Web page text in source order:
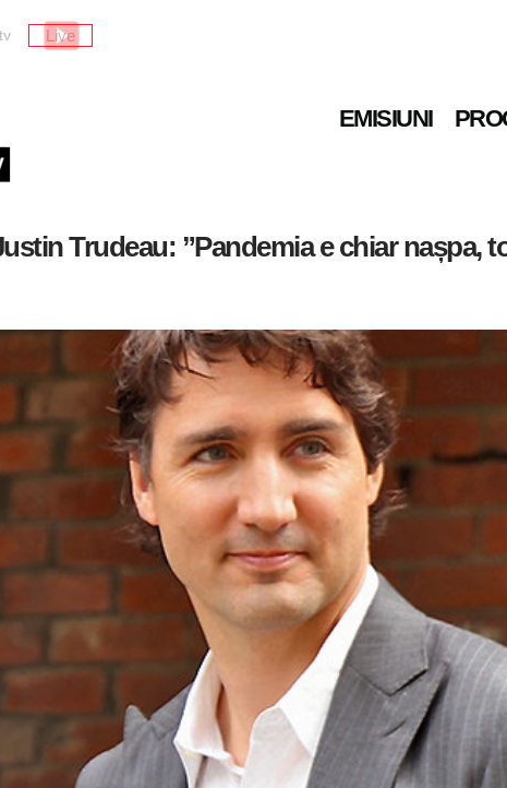
Live
EMISIUNI
Trudeau: ”Pandemia e chiar nașpa,